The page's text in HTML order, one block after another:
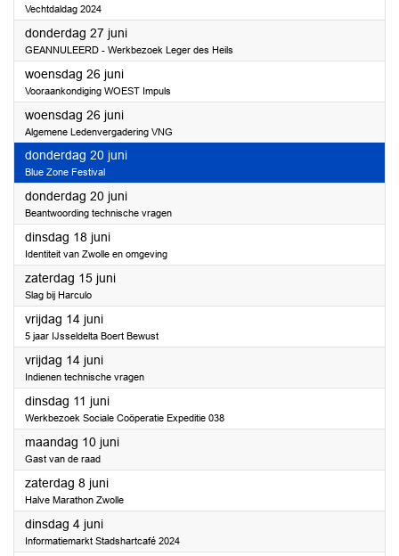
Vechtdaldag 2024
donderdag 27 juni2024
GEANNULEERD - Werkbezoek Leger des Heils
woensdag 26 juni2024
Vooraankondiging WOEST Impuls
woensdag 26 juni2024
Algemene Ledenvergadering VNG
donderdag 20 juni2024
Blue Zone Festival
donderdag 20 juni2024
Beantwoording technische vragen
dinsdag 18 juni2024
Identiteit van Zwolle en omgeving
zaterdag 15 juni2024
Slag bij Harculo
vrijdag 14 juni2024
5 jaar IJsseldelta Boert Bewust
vrijdag 14 juni2024
Indienen technische vragen
dinsdag 11 juni2024
Werkbezoek Sociale Coöperatie Expeditie 038
maandag 10 juni2024
Gast van de raad
zaterdag 8 juni2024
Halve Marathon Zwolle
dinsdag 4 juni2024
Informatiemarkt Stadshartcafé 2024